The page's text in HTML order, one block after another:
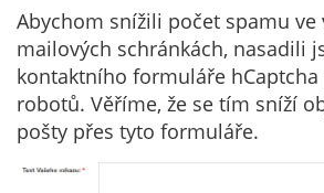
Abychom snížili počet spamu ve
mailových schránkách, nasadili
kontaktního formuláře
robotů. Věříme, že se tím sníží
pošty přes tyto formuláře.